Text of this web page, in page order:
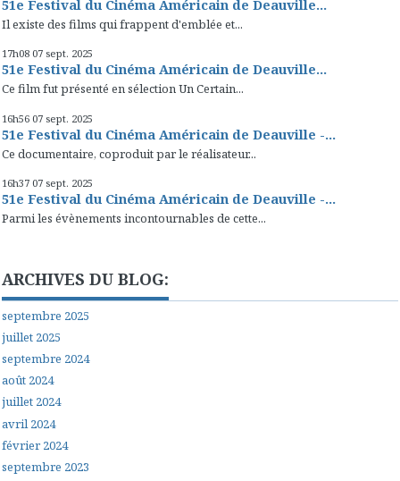
51e Festival du Cinéma Américain de Deauville...
Il existe des films qui frappent d'emblée et...
17h08 07 sept. 2025
51e Festival du Cinéma Américain de Deauville...
Ce film fut présenté en sélection Un Certain...
16h56 07 sept. 2025
51e Festival du Cinéma Américain de Deauville -...
Ce documentaire, coproduit par le réalisateur...
16h37 07 sept. 2025
51e Festival du Cinéma Américain de Deauville -...
Parmi les évènements incontournables de cette...
ARCHIVES DU BLOG:
septembre 2025
juillet 2025
septembre 2024
août 2024
juillet 2024
avril 2024
février 2024
septembre 2023